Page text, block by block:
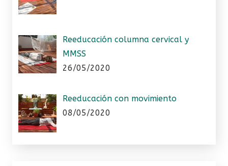
Reeducación columna cervical y
MMSS
26/05/2020
Reeducación con movimiento
08/05/2020